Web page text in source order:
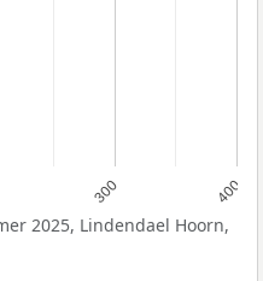
300 400
2025, Lindendael Hoorn,